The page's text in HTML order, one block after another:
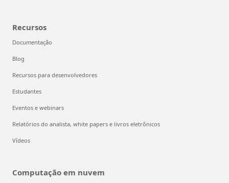
Recursos
Documentação
Blog
Recursos para desenvolvedores
Estudantes
Eventos e webinars
Relatórios do analista, white papers e livros eletrônicos
Vídeos
Computação em nuvem